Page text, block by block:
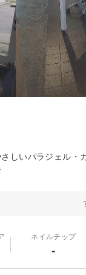
しいパラジェル・
ネイルチップ
-